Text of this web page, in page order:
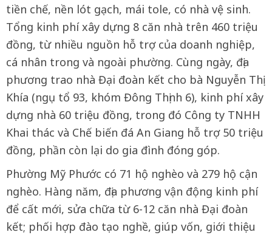
tiền chế, nền lót gạch, mái tole, có nhà vệ sinh.
Tổng kinh phí xây dựng 8 căn nhà trên 460 triệu
đồng, từ nhiều nguồn hỗ trợ của doanh nghiệp,
cá nhân trong và ngoài phường. Cùng ngày, địa
phương trao nhà Đại đoàn kết cho bà Nguyễn Thị
Khía (ngụ tổ 93, khóm Đông Thịnh 6), kinh phí xây
dựng nhà 60 triệu đồng, trong đó Công ty TNHH
Khai thác và Chế biến đá An Giang hỗ trợ 50 triệu
đồng, phần còn lại do gia đình đóng góp.
Phường Mỹ Phước có 71 hộ nghèo và 279 hộ cận
nghèo. Hàng năm, địa phương vận động kinh phí
để cất mới, sửa chữa từ 6-12 căn nhà Đại đoàn
kết; phối hợp đào tạo nghề, giúp vốn, giới thiệu